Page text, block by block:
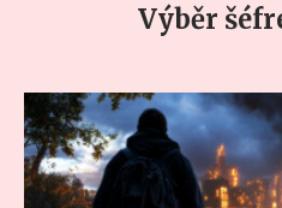
Výběr